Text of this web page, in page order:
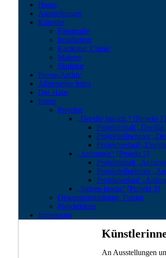
Home
Ausstellungen
Künstler
Fotografie
Installation
Karikatur, Comic
Malerei
Skulptur
Presse-Archiv
Allgemeine Infos
Das Haus
Intern
Projekte
„Der/die bin ich.“ [Projekt 1]
Projektinhalt „Der/
Projektteilnehmer
Projektverlauf „Der/
„Anfangen“ [Projekt 2]
Projektinhalt
Projektteilnehmer
Projektverlauf
„Sieben Inseln“ [Projekt 3]
Diskussionsbeiträge, Forum
Projektideen
Impressum
An Ausstellungen